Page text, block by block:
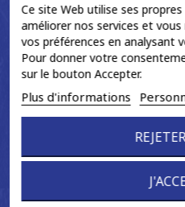
Ce site Web utilise ses
améliorer nos services et
vos préférences en analysant
Pour donner votre
sur le bouton Accepter.
Plus d'informations
BAGUE
BERLINGOT
DE
GRAISSE
MONTAGE
Arbre
NEUF
ARBRE